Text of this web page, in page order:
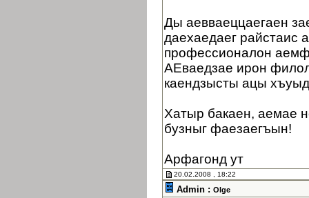
Ды аевваеццаегаен
даехаедаег райстаис
профессионалон
АЕваедзае ирон
каендзысты ацы
Хатыр бакаен, аемае
бузныг фаезаегъын!
Арфагонд ут
20.02.2008 , 18:22
Admin : Olge